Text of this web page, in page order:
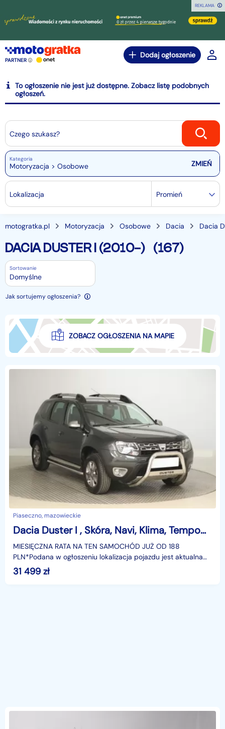
REKLAMA
PARTNER
Dodaj ogłoszenie
To ogłoszenie nie jest już dostępne. Zobacz listę podobnych
ogłoszeń.
Czego szukasz?
Kategoria
Motoryzacja > Osobowe
Lokalizacja Promień
motogratka.pl Motoryzacja Osobowe Dacia Dacia
DACIA DUSTER I (2010-) (167)
Sortowanie
Domyślne
Jak sortujemy ogłoszenia?
ZOBACZ OGŁOSZENIA NA MAPIE
Piaseczno, mazowieckie
Dacia Duster I , Skóra, Navi, Klima, Tempomat, Parktronic,
MIESIĘCZNA RATA NA TEN SAMOCHÓD JUŻ OD 188
PLN*Podana w ogłoszeniu lokalizacja pojazdu jest aktualna
na dzień wystawienia ogłoszenia. Przed przyjazdem do
salonu
31 499 zł